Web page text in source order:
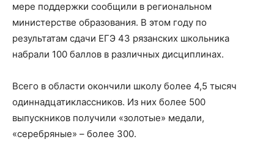
мере поддержки сообщили в региональном
министерстве образования. В этом году по
результатам сдачи ЕГЭ 43 рязанских школьника
набрали 100 баллов в различных дисциплинах.
Всего в области окончили школу более 4,5 тысяч
одиннадцатиклассников. Из них более 500
выпускников получили «золотые» медали,
«серебряные» – более 300.